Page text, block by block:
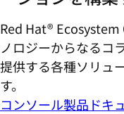
Red Hat®
ノロジーからなるコ
提供する各種ソリュ
す。
コンソール製品ドキ